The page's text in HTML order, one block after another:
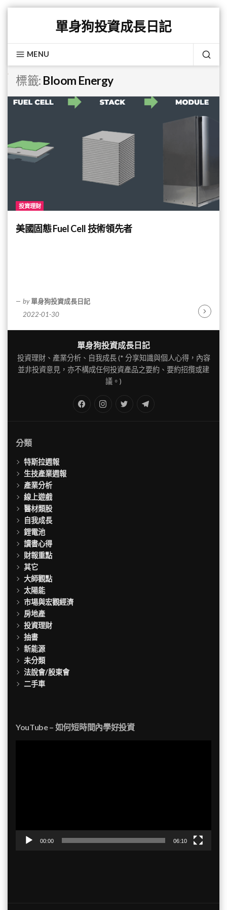
content
單身狗投資成長日記
MENU
標籤: Bloom Energy
投資理財
美國固態 Fuel Cell 技術領先者
by 單身狗投資成長日記
2022-01-30
單身狗投資成長日記
投資理財、產業分析、自我成長 (* 分享知識與個人心得，內容
並非投資意見，亦不構成任何投資產品之要約、要約招攬或建
議。)
Twitter
分類
特斯拉週報
生技產業週報
產業分析
線上遊戲
醫材類股
自我成長
鋰電池
讀書心得
財報重點
其它
大師觀點
太陽能
市場與宏觀經濟
房地產
投資理財
抽書
新能源
未分類
法說會/股東會
二手車
YouTube – 如何短時間內學好投資
00:00 06:10